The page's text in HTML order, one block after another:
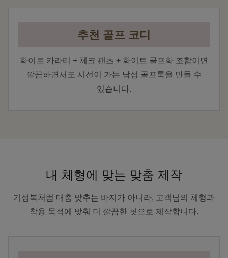
추천 골프 코디
화이트 카라티 + 체크 팬츠 + 화이트 골프화 조합이면
깔끔하면서도 시선이 가는 남성 골프룩을 만들 수
있습니다.
내 체형에 맞는 맞춤 제작
기성복처럼 대충 맞추는 바지가 아니라, 고객님의 체형과
착용 목적에 맞춰 더 깔끔한 핏으로 제작합니다.